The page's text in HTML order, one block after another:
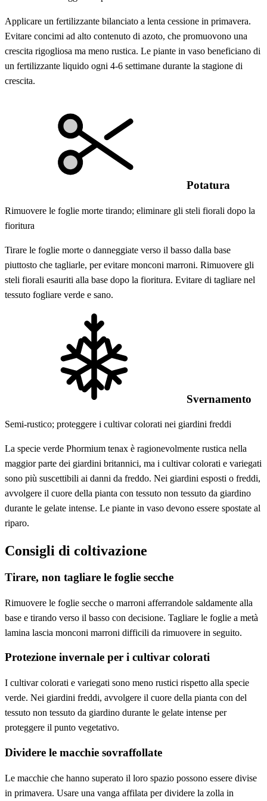
Applicare un fertilizzante bilanciato a lenta cessione in primavera.
Evitare concimi ad alto contenuto di azoto, che promuovono una
crescita rigogliosa ma meno rustica. Le piante in vaso beneficiano di
un fertilizzante liquido ogni 4-6 settimane durante la stagione di
crescita.
Potatura
Rimuovere le foglie morte tirando; eliminare gli steli fiorali dopo la
fioritura
Tirare le foglie morte o danneggiate verso il basso dalla base
piuttosto che tagliarle, per evitare monconi marroni. Rimuovere gli
steli fiorali esauriti alla base dopo la fioritura. Evitare di tagliare nel
tessuto fogliare verde e sano.
Svernamento
Semi-rustico; proteggere i cultivar colorati nei giardini freddi
La specie verde Phormium tenax è ragionevolmente rustica nella
maggior parte dei giardini britannici, ma i cultivar colorati e variegati
sono più suscettibili ai danni da freddo. Nei giardini esposti o freddi,
avvolgere il cuore della pianta con tessuto non tessuto da giardino
durante le gelate intense. Le piante in vaso devono essere spostate al
riparo.
Consigli di coltivazione
Tirare, non tagliare le foglie secche
Rimuovere le foglie secche o marroni afferrandole saldamente alla
base e tirando verso il basso con decisione. Tagliare le foglie a metà
lamina lascia monconi marroni difficili da rimuovere in seguito.
Protezione invernale per i cultivar colorati
I cultivar colorati e variegati sono meno rustici rispetto alla specie
verde. Nei giardini freddi, avvolgere il cuore della pianta con del
tessuto non tessuto da giardino durante le gelate intense per
proteggere il punto vegetativo.
Dividere le macchie sovraffollate
Le macchie che hanno superato il loro spazio possono essere divise
in primavera. Usare una vanga affilata per dividere la zolla in